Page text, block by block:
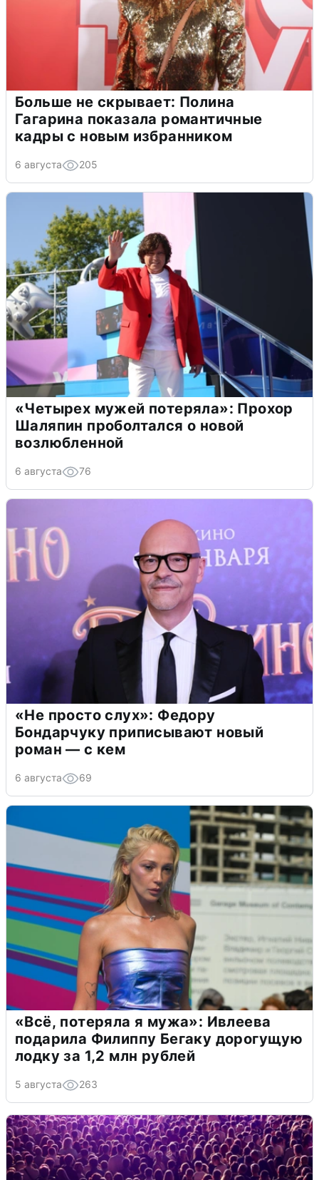
Больше не скрывает: Полина
Гагарина показала романтичные
кадры с новым избранником
6 августа 205
«Четырех мужей потеряла»: Прохор
Шаляпин проболтался о новой
возлюбленной
6 августа 76
«Не просто слух»: Федору
Бондарчуку приписывают новый
роман — с кем
6 августа 69
«Всё, потеряла я мужа»: Ивлеева
подарила Филиппу Бегаку дорогущую
лодку за 1,2 млн рублей
5 августа 263